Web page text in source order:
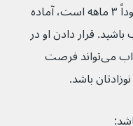
ممکن است زمانی که نوزاد شما حدوداً ۳ ماهه است، آماده
قرار دادن او در
یک روال ساده و آرام‌بخش قبل از خواب می‌تواند فرصت
باشد.